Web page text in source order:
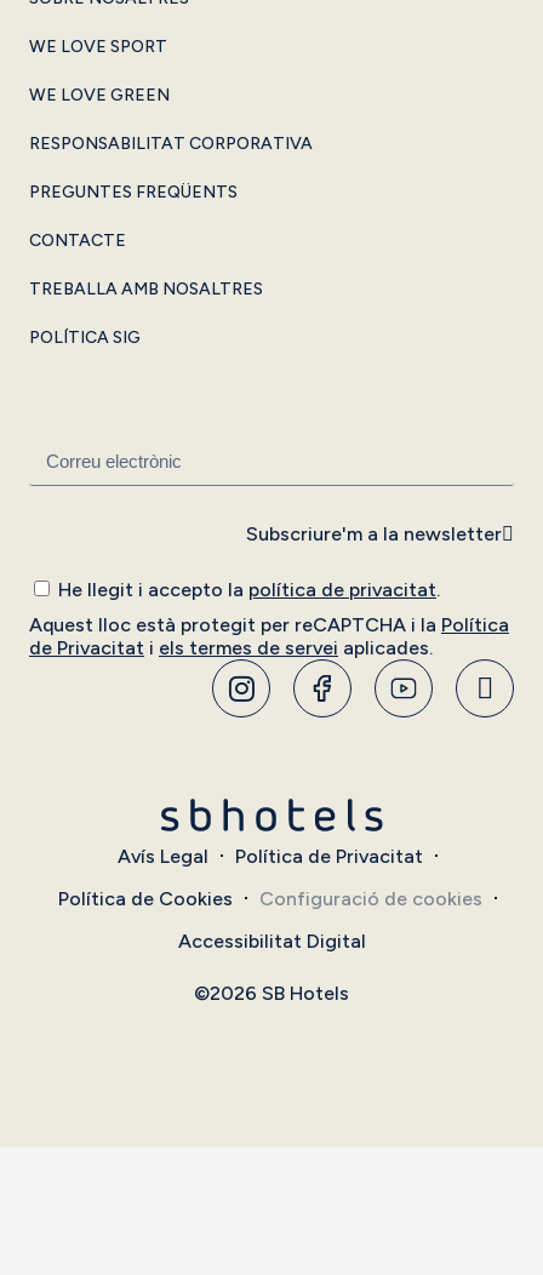
WE LOVE SPORT
WE LOVE GREEN
RESPONSABILITAT CORPORATIVA
PREGUNTES FREQÜENTS
CONTACTE
TREBALLA AMB NOSALTRES
POLÍTICA SIG
He llegit i accepto la política de privacitat.
Aquest lloc està protegit per reCAPTCHA i la Política
de Privacitat i els termes de servei aplicades.
Subscriure'm a la newsletter
Avís Legal
Política de Privacitat
Política de Cookies
Configuració de cookies
Accessibilitat Digital
©2026 SB Hotels